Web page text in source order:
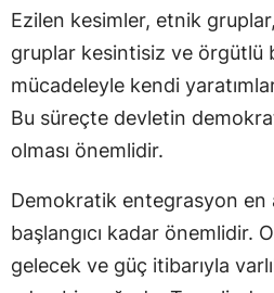
Ezilen kesimler, etnik
gruplar kesintisiz ve örgütlü
mücadeleyle kendi
Bu süreçte devletin
olması önemlidir.
Demokratik entegrasyon en
başlangıcı kadar önemlidir.
gelecek ve güç itibarıyla